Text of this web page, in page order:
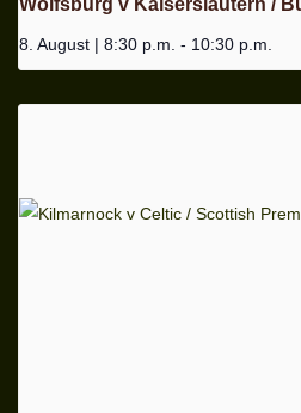
Wolfsburg v Kaiserslautern /
8. August | 8:30 p.m. - 10:30 p.m.